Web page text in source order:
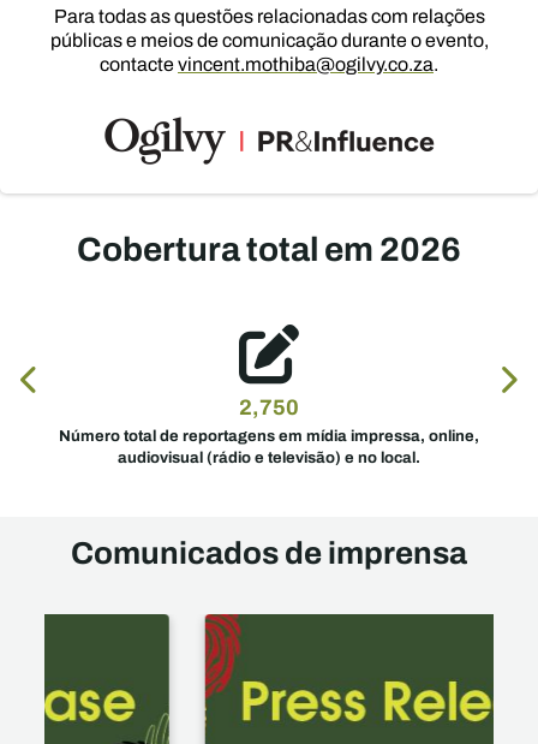
Para todas as questões relacionadas com relações
públicas e meios de comunicação durante o evento,
contactevincent.mothiba@ogilvy.co.za.
Cobertura total em 2026
2,750
Número total de reportagens em mídia impressa, online,
audiovisual (rádio e televisão) e no local.
Comunicados de imprensa